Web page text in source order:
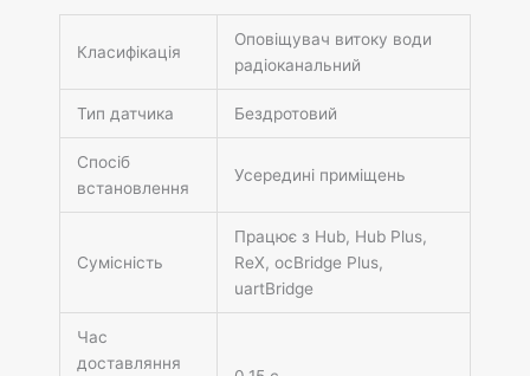
Класифікація
Оповіщувач витоку води
радіоканальний
Тип датчика Бездротовий
Спосіб
встановлення
Усередині приміщень
Сумісність
Працює з Hub, Hub Plus,
ReX, ocBridge Plus,
uartBridge
Час
доставляння